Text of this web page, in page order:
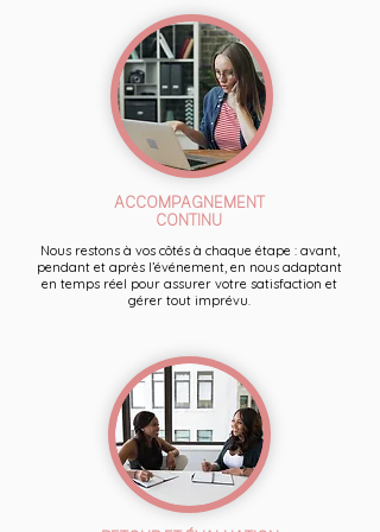
ACCOMPAGNEMENT
CONTINU
Nous restons à vos côtés à chaque étape : avant,
pendant et après l’événement, en nous adaptant
en temps réel pour assurer votre satisfaction et
gérer tout imprévu.